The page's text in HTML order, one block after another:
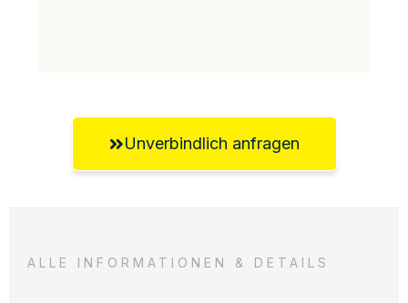
Unverbindlich anfragen
ALLE INFORMATIONEN & DETAILS